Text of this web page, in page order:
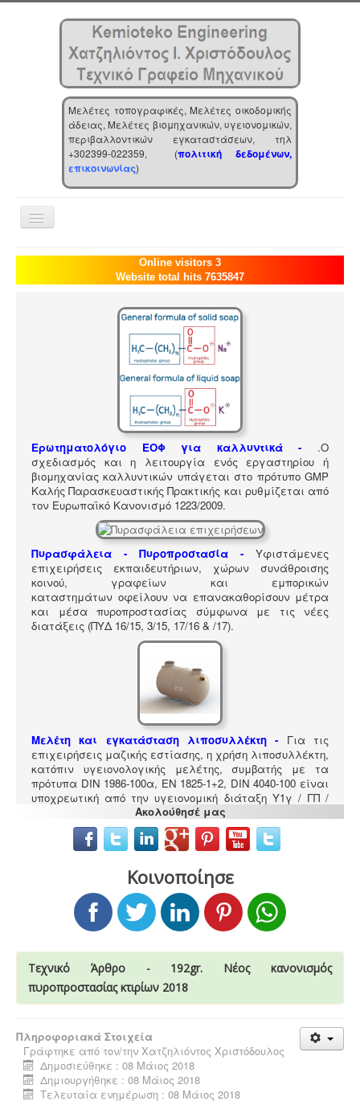
Μελέτες τοπογραφικές, Μελέτες οικοδομικής
άδειας, Μελέτες βιομηχανικών, υγειονομικών,
περιβαλλοντικών εγκαταστάσεων, τηλ
+302399-022359, (πολιτική δεδομένων,
επικοινωνίας)
Toggle
Navigation
Αρχική
Επιχείρηση
Online visitors 3
Website total hits 7635847
Ερωτηματολόγιο ΕΟΦ για καλλυντικά - .Ο
σχεδιασμός και η λειτουργία ενός εργαστηρίου ή
βιομηχανίας καλλυντικών υπάγεται στο πρότυπο GMP
Καλής Παρασκευαστικής Πρακτικής και ρυθμίζεται από
τον Ευρωπαϊκό Κανονισμό 1223/2009.
Πυρασφάλεια - Πυροπροστασία -
Υφιστάμενες
επιχειρήσεις εκπαιδευτήριων, χώρων συνάθροισης
κοινού, γραφείων και εμπορικών
καταστημάτων οφείλουν να επανακαθορίσουν μέτρα
και μέσα πυροπροστασίας σύμφωνα με τις νέες
διατάξεις (ΠΥΔ 16/15, 3/15, 17/16 & /17).
Μελέτη και εγκατάσταση λιποσυλλέκτη -
Για τις
επιχειρήσεις μαζικής εστίασης, η χρήση λιποσυλλέκτη,
κατόπιν υγειονολογικής μελέτης, συμβατής με τα
πρότυπα DIN 1986-100α, EN 1825-1+2, DIN 4040-100 είναι
υποχρεωτική από την υγειονομική διάταξη Υ1γ / ΓΠ /
Ανελκυστήρες προσώπων -
Η λειτουργία παλιών
επιτρέπεται μετά από σύνταξη μελέτης - σχεδιων
ανελκυστήρα, συντήρησης, πιστοποίησης και έκδοσης
βεβαίωσης καταχώρησης στην αρμόδια υπηρεσία.
Ακολούθησέ μας
Κοινοποίησε
Τεχνικό Άρθρο - 192gr. Νέος κανονισμός
πυροπροστασίας κτιρίων 2018
Πληροφοριακά Στοιχεία
Γράφτηκε από τον/την Χατζηλιόντος Χριστόδουλος
Δημοσιεύθηκε : 08 Μάιος 2018
Δημιουργήθηκε : 08 Μάιος 2018
Τελευταία ενημέρωση : 08 Μάιος 2018